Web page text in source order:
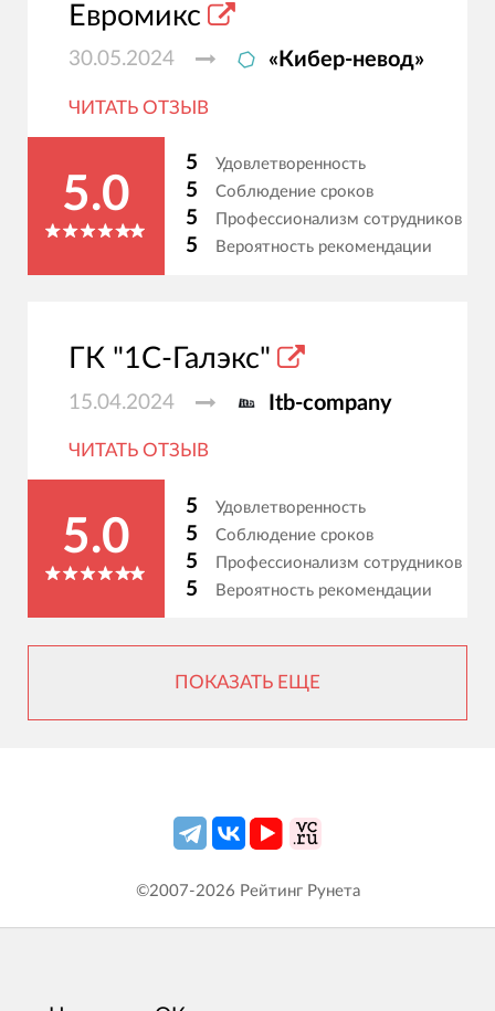
Евромикс
30.05.2024 «Кибер-невод»
ЧИТАТЬ ОТЗЫВ
5.0
5 Удовлетворенность
5 Соблюдение сроков
5 Профессионализм сотрудников
5 Вероятность рекомендации
ГК "1С-Галэкс"
15.04.2024 Itb-company
ЧИТАТЬ ОТЗЫВ
5.0
5 Удовлетворенность
5 Соблюдение сроков
5 Профессионализм сотрудников
5 Вероятность рекомендации
ПОКАЗАТЬ ЕЩЕ
©2007-2026 Рейтинг Рунета